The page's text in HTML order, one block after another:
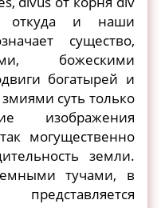
откуда и наши
существо,
божескими
богатырей и
суть только
изображения
могущественно
земли.
тучами, в